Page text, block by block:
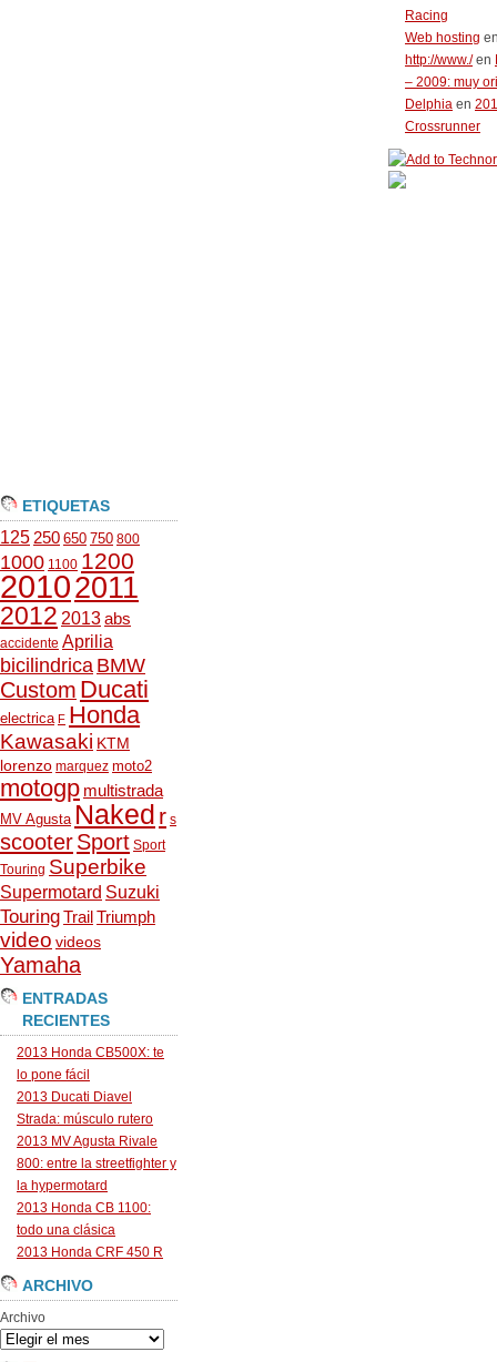
ETIQUETAS
125 250 650 750 800
1000 1100 1200
20102011
2012 2013abs
accidente Aprilia
bicilindrica BMW
Custom Ducati
electrica F Honda
Kawasaki KTM
lorenzo marquez moto2
motogp multistrada
MV Agusta Naked r s
scooterSport Sport
Touring Superbike
Supermotard Suzuki
TouringTrailTriumph
video videos
Yamaha
ENTRADAS
RECIENTES
2013 Honda CB500X: te
lo pone fácil
2013 Ducati Diavel
Strada: músculo rutero
2013 MV Agusta Rivale
800: entre la streetfighter y
la hypermotard
2013 Honda CB 1100:
todo una clásica
2013 Honda CRF 450 R
ARCHIVO
Archivo
Racing
Web hosting
http://www./en
– 2009: muy
Delphia en
Crossrunner